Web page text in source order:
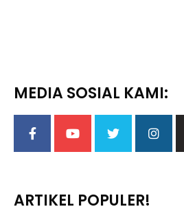
MEDIA SOSIAL KAMI:
ARTIKEL POPULER!